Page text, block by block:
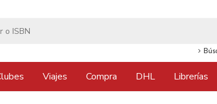
Viajes Compra DHL Librerías